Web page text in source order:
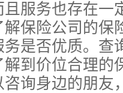
且服务也存在一
解保险公司的保
务是否优质。查
解到价位合理的
咨询身边的朋友